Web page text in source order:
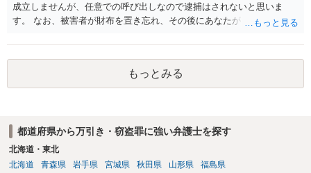
成立しませんが、任意での呼び出しなので逮捕はされないと思いま
す。 なお、被害者が財布を置き忘れ、その後にあなたがトイレに入
と言い逃れはかなり厳しいものと思います。
もっとみる
都道府県から万引き・窃盗罪に強い弁護士を探す
北海道・東北
北海道
青森県 岩手県 宮城県 秋田県 山形県 福島県